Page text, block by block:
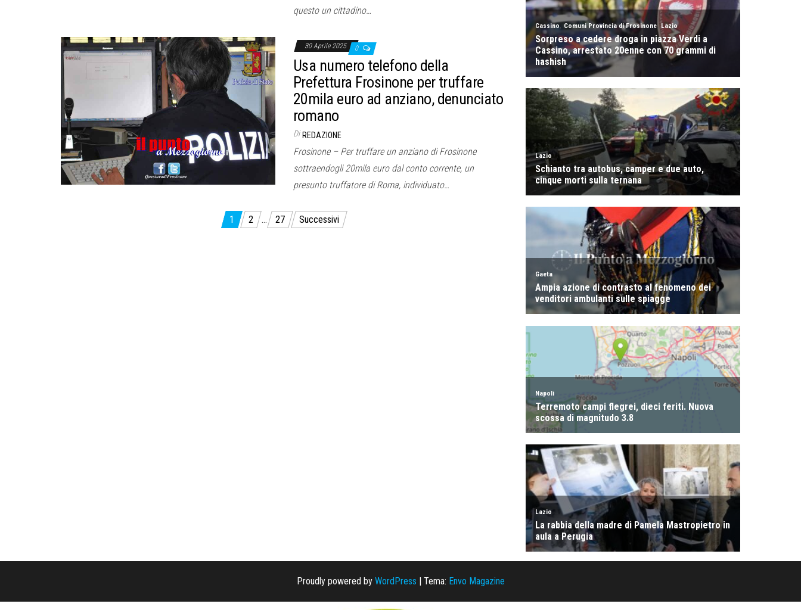
questo un cittadino…
30 Aprile 2025 0
Usa numero telefono della
Prefettura Frosinone per truffare
20mila euro ad anziano, denunciato
romano
Di REDAZIONE
Frosinone – Per truffare un anziano di Frosinone
sottraendogli 20mila euro dal conto corrente, un
presunto truffatore di Roma, individuato…
1 2 … 27 Successivi
Proudly powered by WordPress | Tema: Envo Magazine